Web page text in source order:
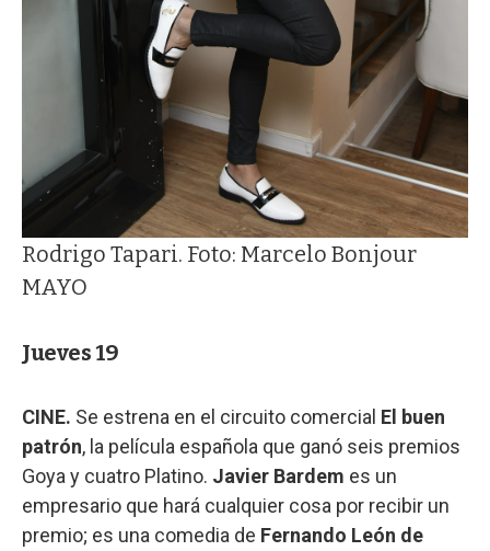
Rodrigo Tapari. Foto: Marcelo Bonjour
MAYO
Jueves 19
CINE. Se estrena en el circuito comercial El buen
patrón, la película española que ganó seis premios
Goya y cuatro Platino. Javier Bardem es un
empresario que hará cualquier cosa por recibir un
premio; es una comedia de Fernando León de